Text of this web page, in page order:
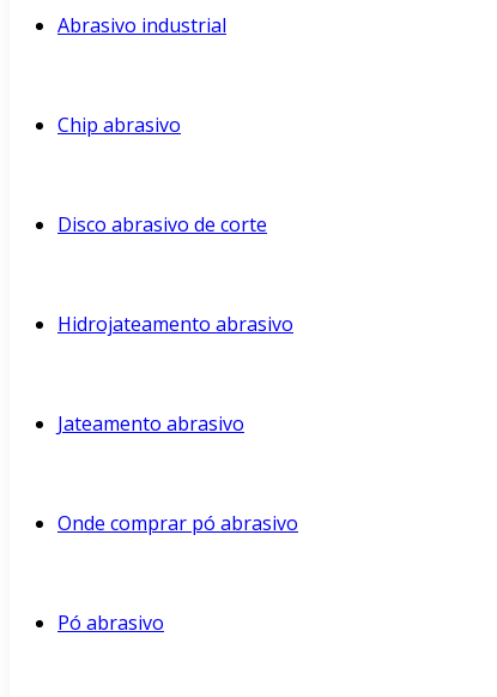
Abrasivo industrial
Chip abrasivo
Disco abrasivo de corte
Hidrojateamento abrasivo
Jateamento abrasivo
Onde comprar pó abrasivo
Pó abrasivo